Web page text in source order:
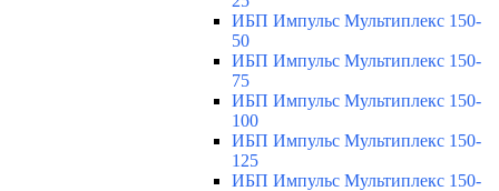
ИБП Импульс Мультиплекс 150-
50
ИБП Импульс Мультиплекс 150-
75
ИБП Импульс Мультиплекс 150-
100
ИБП Импульс Мультиплекс 150-
125
ИБП Импульс Мультиплекс 150-